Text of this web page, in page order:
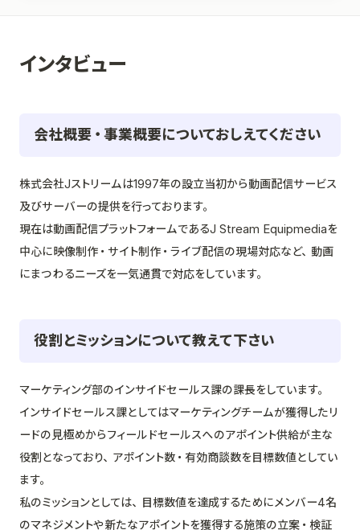
インタビュー
会社概要・事業概要についておしえてください
株式会社Jストリームは1997年の設立当初から動画配信サービス
及びサーバーの提供を行っております。
現在は動画配信プラットフォームであるJ Stream Equipmediaを
中心に映像制作・サイト制作・ライブ配信の現場対応など、動画
にまつわるニーズを一気通貫で対応をしています。
役割とミッションについて教えて下さい
マーケティング部のインサイドセールス課の課長をしています。
インサイドセールス課としてはマーケティングチームが獲得したリ
ードの見極めからフィールドセールスへのアポイント供給が主な
役割となっており、アポイント数・有効商談数を目標数値としてい
ます。
私のミッションとしては、目標数値を達成するためにメンバー4名
のマネジメントや新たなアポイントを獲得する施策の立案・検証